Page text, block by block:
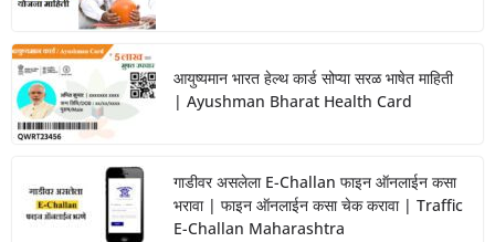
आयुष्यमान भारत हेल्थ कार्ड सोप्या सरळ भाषेत माहिती
| Ayushman Bharat Health Card
गाडीवर असलेला E-Challan फाइन ऑनलाईन कसा
भरावा | फाइन ऑनलाईन कसा चेक करावा | Traffic
E-Challan Maharashtra